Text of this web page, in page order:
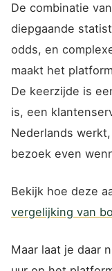
De combinatie
diepgaande
odds, en
maakt het
De keerzijde is
is, een
Nederlands
bezoek even
Bekijk hoe deze
vergelijking van
Maar laat je daar